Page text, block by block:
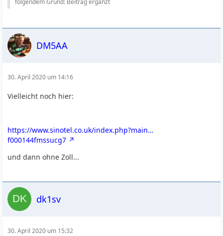
folgendem Grund: Beitrag ergänzt
DM5AA
30. April 2020 um 14:16
Vielleicht noch hier:
https://www.sinotel.co.uk/index.php?main…
f000144fmssucg7
und dann ohne Zoll...
dk1sv
30. April 2020 um 15:32